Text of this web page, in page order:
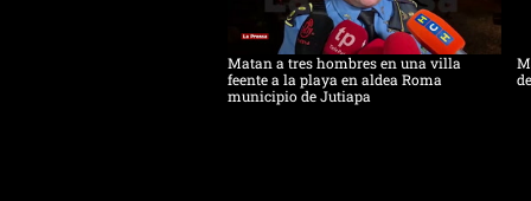
Matan a tres hombres en una villa
feente a la playa en aldea Roma
municipio de Jutiapa